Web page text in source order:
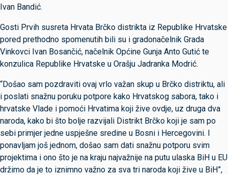
Ivan Bandić.
Gosti Prvih susreta Hrvata Brčko distrikta iz Republike Hrvatske
pored prethodno spomenutih bili su i gradonačelnik Grada
Vinkovci Ivan Bosančić, načelnik Općine Gunja Anto Gutić te
konzulica Republike Hrvatske u Orašju Jadranka Modrić.
“Došao sam pozdraviti ovaj vrlo važan skup u Brčko distriktu, ali
i poslati snažnu poruku potpore kako Hrvatskog sabora, tako i
hrvatske Vlade i pomoći Hrvatima koji žive ovdje, uz druga dva
naroda, kako bi što bolje razvijali Distrikt Brčko koji je sam po
sebi primjer jedne uspješne sredine u Bosni i Hercegovini. I
ponavljam još jednom, došao sam dati snažnu potporu svim
projektima i ono što je na kraju najvažnije na putu ulaska BiH u EU
držimo da je to iznimno važno za sva tri naroda koji žive u BiH”,